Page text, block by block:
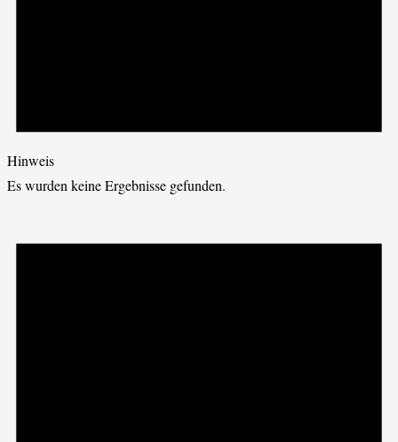
Hinweis
Es wurden keine Ergebnisse gefunden.